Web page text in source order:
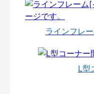
ラインフレ
L型